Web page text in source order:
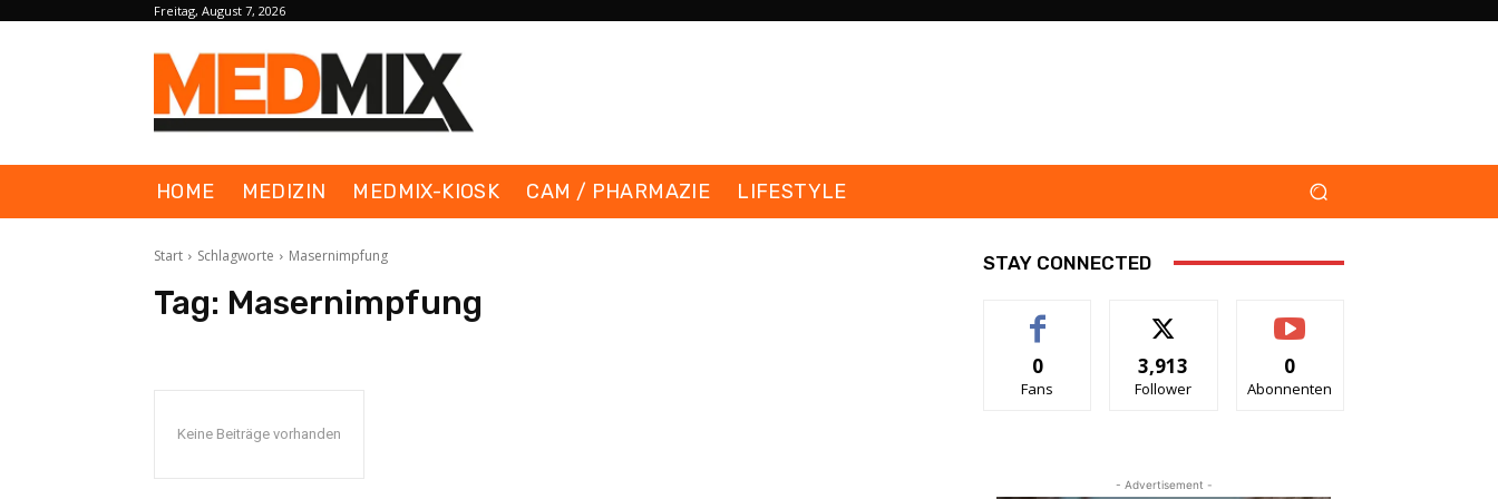
Freitag, August 7, 2026
HOME MEDIZIN MEDMIX-KIOSK CAM / PHARMAZIE LIFESTYLE
Start Schlagworte Masernimpfung
Tag: Masernimpfung
Keine Beiträge vorhanden
STAY CONNECTED
0
Fans
3,913
Follower
0
Abonnenten
- Advertisement -